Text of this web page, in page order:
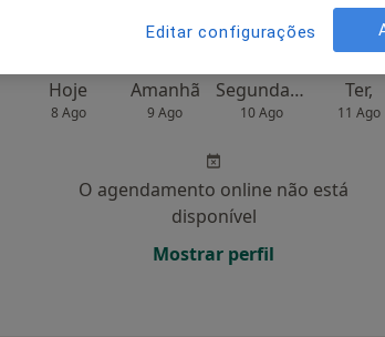
Hoje
8 Ago
Amanhã
9 Ago
Segunda-feira
10 Ago
Ter,
11 Ago
O agendamento online não está
disponível
Mostrar perfil
Editar configurações